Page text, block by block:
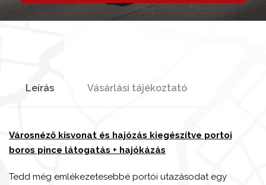
Leírás Vásárlási tájékoztató
Városnéző kisvonat és hajózás kiegészítve portoi
boros pince látogatás + hajókázás
Tedd még emlékezetesebbé portói utazásodat egy